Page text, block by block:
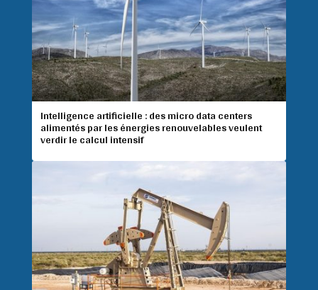
Intelligence artificielle : des micro data centers
alimentés par les énergies renouvelables veulent
verdir le calcul intensif